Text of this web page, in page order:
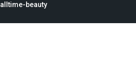
alltime-beauty